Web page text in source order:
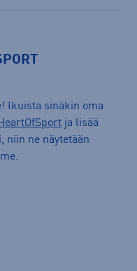
Ikuista sinäkin oma
ja lisää
niin ne näytetään